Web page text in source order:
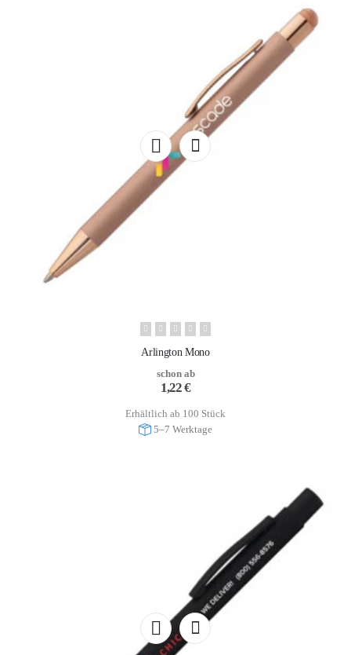
Arlington Mono
schon ab
1,22€
Erhältlich ab 100 Stück
5–7 Werktage